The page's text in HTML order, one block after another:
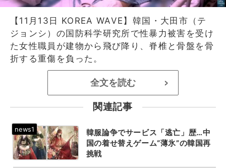
【11月13日 KOREA WAVE】韓国・大田市（テ
ジョンシ）の国防科学研究所で性暴力被害を受け
た女性職員が建物から飛び降り、脊椎と骨盤を骨
折する重傷を負った。
全文を読む >
関連記事
韓服論争でサービス「逃亡」歴…中
国の着せ替えゲーム“薄氷”の韓国再
挑戦